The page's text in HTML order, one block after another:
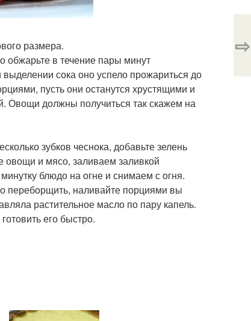
размера.
обжарьте в течение пары минут
сока оно успело прожариться до
пусть они останутся хрустящими и
Овощи должны получиться так скажем на
зубков чеснока, добавьте зелень
и мясо, заливаем заливкой
блюдо на огне и снимаем с огня.
переборщить, наливайте порциями вы
растительное масло по пару капель.
его быстро.
⇨